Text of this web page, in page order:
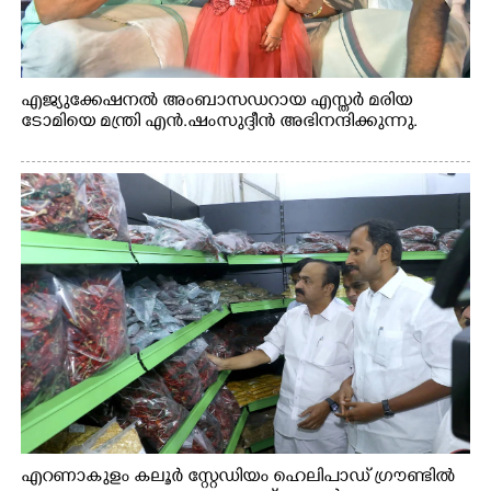
എജ്യുക്കേഷനൽ അംബാസഡറായ എസ്തർ മരിയ
ടോമിയെ മന്ത്രി എൻ.ഷംസുദ്ദീൻ അഭിനന്ദിക്കുന്നു.
എറണാകുളം കലൂർ സ്റ്റേഡിയം ഹെലിപാഡ് ഗ്രൗണ്ടിൽ